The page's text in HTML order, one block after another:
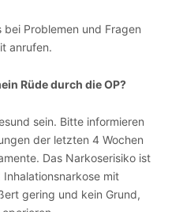
Problemen und Fragen
anrufen.
Rüde durch die OP?
sein. Bitte informieren
der letzten 4 Wochen
Das Narkoserisiko ist
mit
gering und kein Grund,